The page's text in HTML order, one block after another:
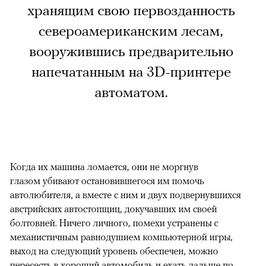
хранящим свою первозданность
североамериканским лесам,
вооружившись предварительно
напечатанным на 3D-принтере
автоматом.
Когда их машина ломается, они не моргнув
глазом убивают остановившегося им помочь
автолюбителя, а вместе с ним и двух подвернувшихся
австрийских автостопщиц, докучавших им своей
болтовней. Ничего личного, помехи устранены с
механистичным равнодушием компьютерной игры,
выход на следующий уровень обеспечен, можно